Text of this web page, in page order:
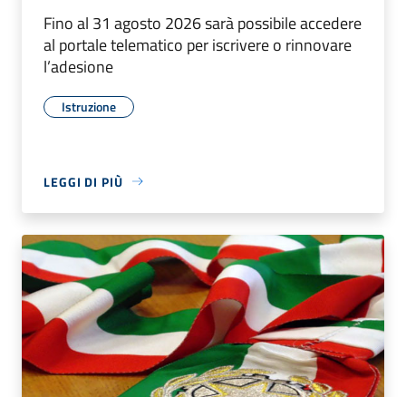
Fino al 31 agosto 2026 sarà possibile accedere
al portale telematico per iscrivere o rinnovare
l’adesione
Istruzione
LEGGI DI PIÙ